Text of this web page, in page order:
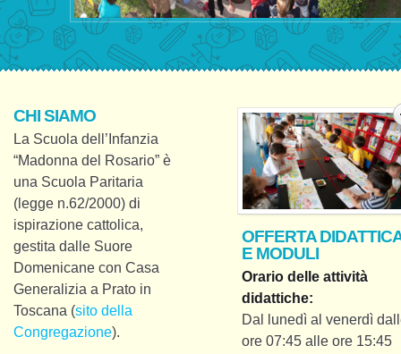
CHI SIAMO
La Scuola dell’Infanzia
“Madonna del Rosario” è
una Scuola Paritaria
(legge n.62/2000) di
ispirazione cattolica,
gestita dalle Suore
Domenicane con Casa
Generalizia a Prato in
Toscana (sito della
Congregazione).
OFFERTA
E MODULI
Orario delle attività
didattiche:
Dal lunedì al venerdì
ore 07:45 alle ore 15:45